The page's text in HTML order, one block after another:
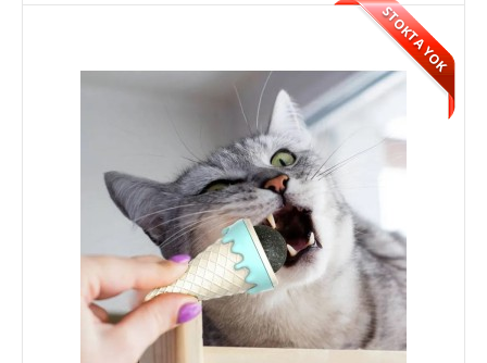
STOKTA YOK